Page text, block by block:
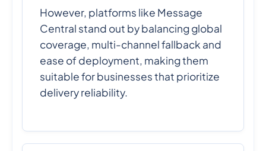
However, platforms like Message
Central stand out by balancing global
coverage, multi-channel fallback and
ease of deployment, making them
suitable for businesses that prioritize
delivery reliability.